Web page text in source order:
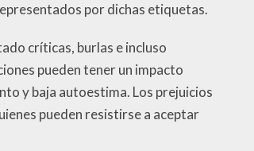
por dichas etiquetas.
críticas, burlas e incluso
pueden tener un impacto
y baja autoestima. Los prejuicios
pueden resistirse a aceptar